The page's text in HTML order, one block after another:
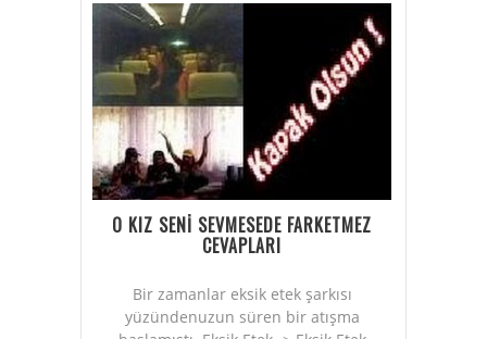
O KIZ SENİ SEVMESEDE FARKETMEZ
CEVAPLARI
Bir zamanlar eksik etek şarkısı
yüzündenuzun süren bir atışma